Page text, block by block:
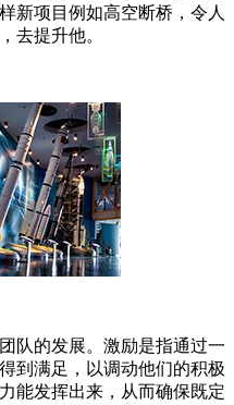
新项目例如高空断桥，令人
去提升他。
队的发展。激励是指通过一
到满足，以调动他们的积极
能发挥出来，从而确保既定